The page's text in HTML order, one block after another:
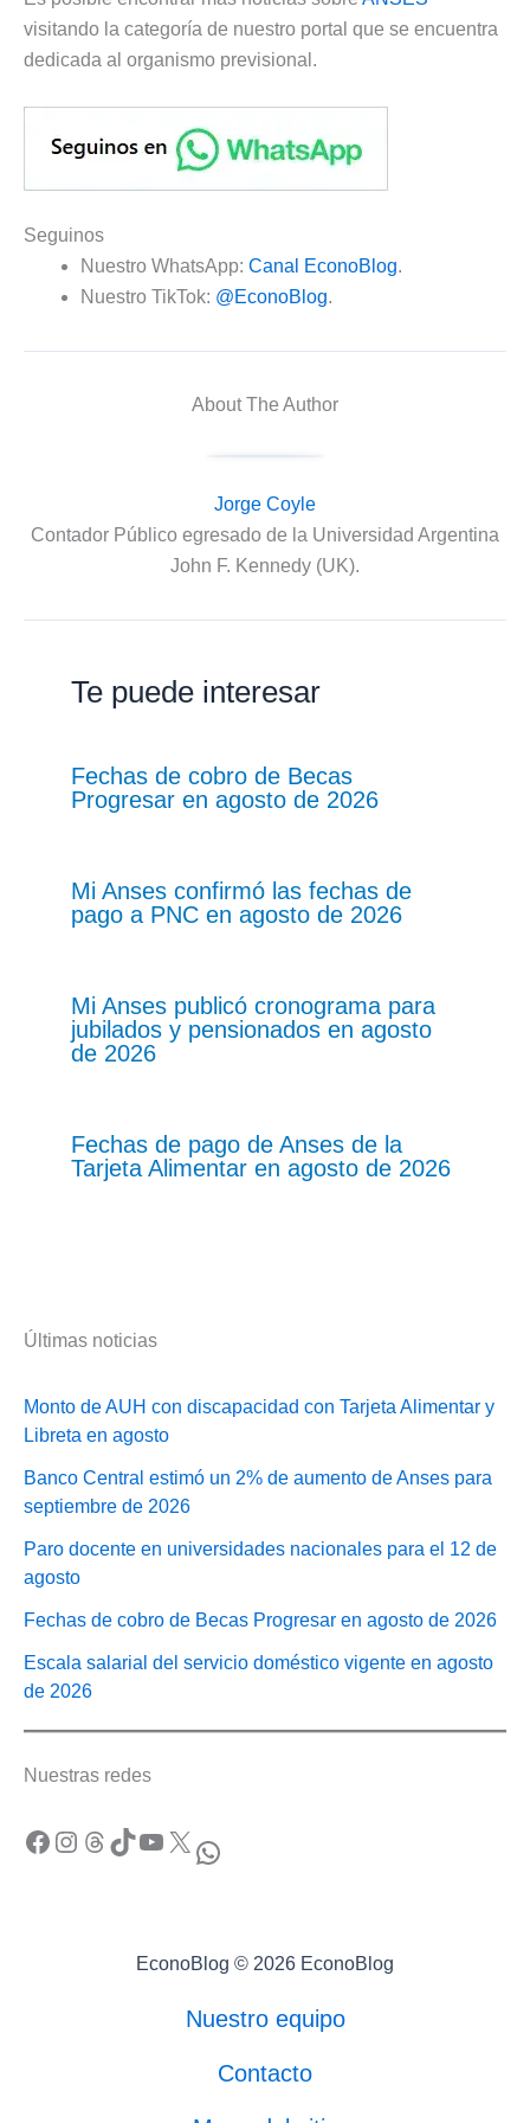
visitando la categoría de nuestro portal que se encuentra
dedicada al organismo previsional.
Seguinos
Nuestro WhatsApp: Canal EconoBlog.
Nuestro TikTok: @EconoBlog.
About The Author
Jorge Coyle
Contador Público egresado de la Universidad Argentina
John F. Kennedy (UK).
Te puede interesar
Fechas de cobro de Becas
Progresar en agosto de 2026
Mi Anses confirmó las fechas de
pago a PNC en agosto de 2026
Mi Anses publicó cronograma para
jubilados y pensionados en agosto
de 2026
Fechas de pago de Anses de la
Tarjeta Alimentar en agosto de 2026
Últimas noticias
Monto de AUH con discapacidad con Tarjeta Alimentar y
Libreta en agosto
Banco Central estimó un 2% de aumento de Anses para
septiembre de 2026
Paro docente en universidades nacionales para el 12 de
agosto
Fechas de cobro de Becas Progresar en agosto de 2026
Escala salarial del servicio doméstico vigente en agosto
de 2026
Nuestras redes
Facebook Instagram Threads TikTok YouTube X WhatsApp
EconoBlog © 2026 EconoBlog
Nuestro equipo
Contacto